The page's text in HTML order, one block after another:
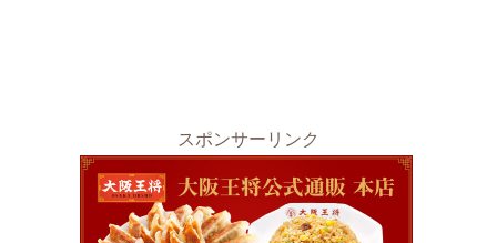
スポンサーリンク